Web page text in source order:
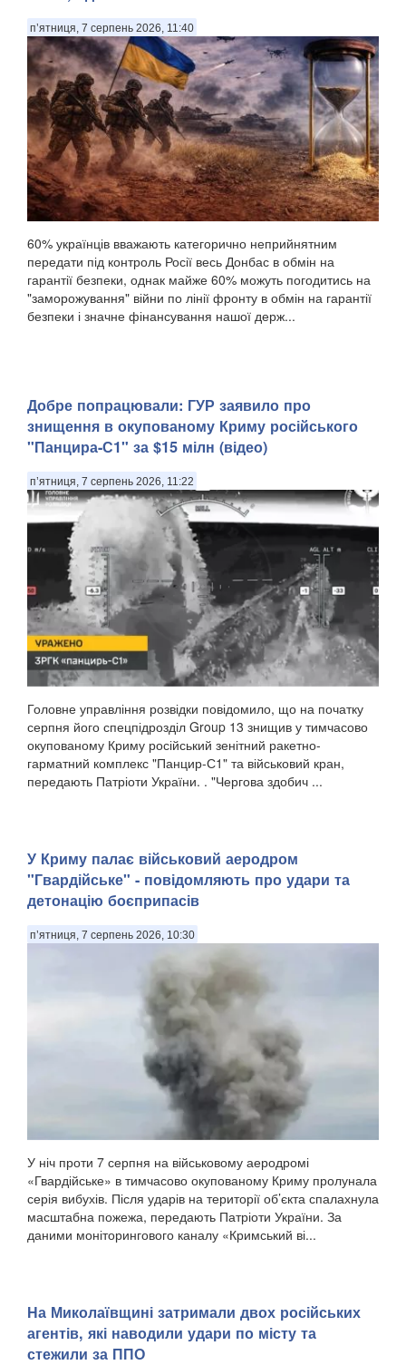
п’ятниця, 7 серпень 2026, 11:40
60% українців вважають категорично неприйнятним
передати під контроль Росії весь Донбас в обмін на
гарантії безпеки, однак майже 60% можуть погодитись на
"заморожування" війни по лінії фронту в обмін на гарантії
безпеки і значне фінансування нашої держ...
Добре попрацювали: ГУР заявило про
знищення в окупованому Криму російського
"Панцира-С1" за $15 мілн (відео)
п’ятниця, 7 серпень 2026, 11:22
Головне управління розвідки повідомило, що на початку
серпня його спецпідрозділ Group 13 знищив у тимчасово
окупованому Криму російський зенітний ракетно-
гарматний комплекс "Панцир-С1" та військовий кран,
передають Патріоти України. . "Чергова здобич ...
У Криму палає військовий аеродром
"Гвардійське" - повідомляють про удари та
детонацію боєприпасів
п’ятниця, 7 серпень 2026, 10:30
У ніч проти 7 серпня на військовому аеродромі
«Гвардійське» в тимчасово окупованому Криму пролунала
серія вибухів. Після ударів на території об’єкта спалахнула
масштабна пожежа, передають Патріоти України. За
даними моніторингового каналу «Кримський ві...
На Миколаївщині затримали двох російських
агентів, які наводили удари по місту та
стежили за ППО